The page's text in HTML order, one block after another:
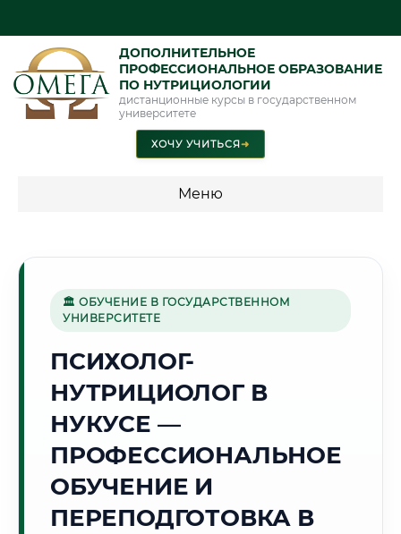
ДОПОЛНИТЕЛЬНОЕ
ПРОФЕССИОНАЛЬНОЕ ОБРАЗОВАНИЕ
ПО НУТРИЦИОЛОГИИ
дистанционные курсы в государственном
университете
ХОЧУ УЧИТЬСЯ➜
Меню
🌵
Г. НУКУС
Точное местное время:
21:06:51
2026 г.
Погода в г. Нукус:🌤️ +36°C Преимущественно ясно
🏛 ОБУЧЕНИЕ В ГОСУДАРСТВЕННОМ
УНИВЕРСИТЕТЕ
ПСИХОЛОГ-
НУТРИЦИОЛОГ В
НУКУСЕ —
ПРОФЕССИОНАЛЬНОЕ
ОБУЧЕНИЕ И
ПЕРЕПОДГОТОВКА В